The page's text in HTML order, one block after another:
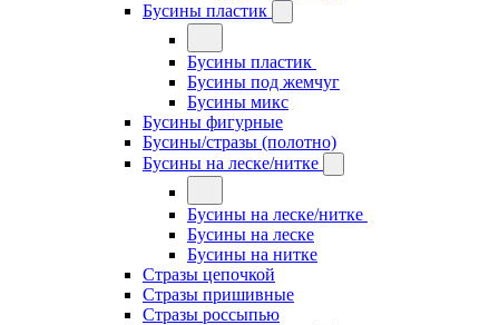
Бусины пластик
Бусины пластик
Бусины под жемчуг
Бусины микс
Бусины фигурные
Бусины/стразы (полотно)
Бусины на леске/нитке
Бусины на леске/нитке
Бусины на леске
Бусины на нитке
Стразы цепочкой
Стразы пришивные
Стразы россыпью